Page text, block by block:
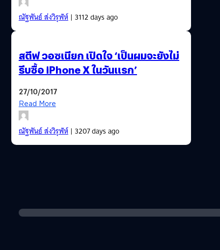
ณัฐพันธ์ ส่งวิรุฬห์| 3112 days ago
สตีฟ วอซเนียก เปิดใจ ‘เป็นผมจะยังไม่
รีบซื้อ iPhone X ในวันแรก’
27/10/2017
Read More
ณัฐพันธ์ ส่งวิรุฬห์| 3207 days ago